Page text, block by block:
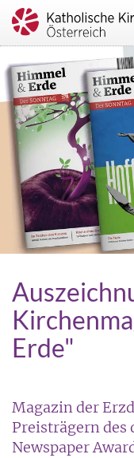
Erde"
Magazin der
Preisträgern
Newspaper